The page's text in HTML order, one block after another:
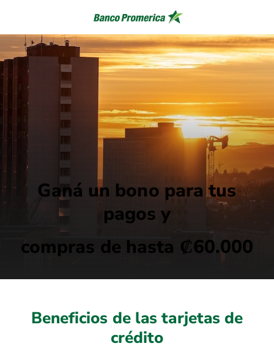
Ganá un bono para tus
pagos y
compras de hasta ₡60.000
Beneficios de las tarjetas de
crédito